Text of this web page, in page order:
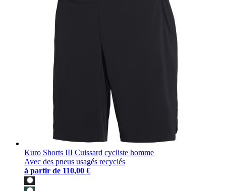
Kuro Shorts III Cuissard cycliste homme
Avec des pneus usagés recyclés
à partir de 110,00 €